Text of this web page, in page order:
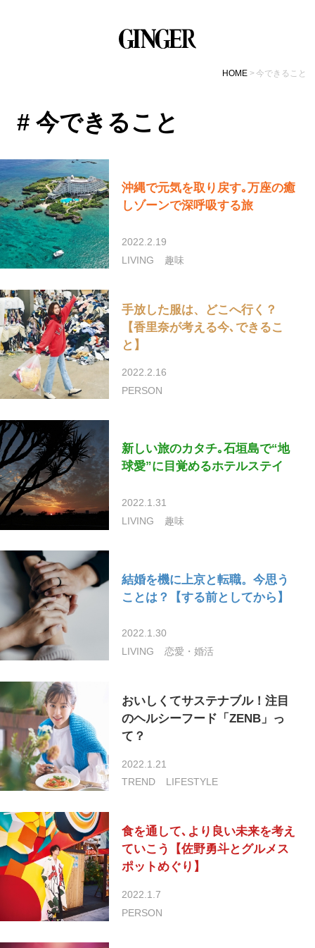
HOME 今できること
# 今できること
沖縄で元気を取り戻す｡万座の癒
しゾーンで深呼吸する旅
2022.2.19
LIVING
趣味
手放した服は、どこへ行く？
【香里奈が考える今､できるこ
と】
2022.2.16
PERSON
新しい旅のカタチ｡石垣島で“地
球愛”に目覚めるホテルステイ
2022.1.31
LIVING
趣味
結婚を機に上京と転職。今思う
ことは？【する前としてから】
2022.1.30
LIVING
恋愛・婚活
おいしくてサステナブル！注目
のヘルシーフード「ZENB」っ
て？
2022.1.21
TREND
LIFESTYLE
食を通して､より良い未来を考え
ていこう【佐野勇斗とグルメス
ポットめぐり】
2022.1.7
PERSON